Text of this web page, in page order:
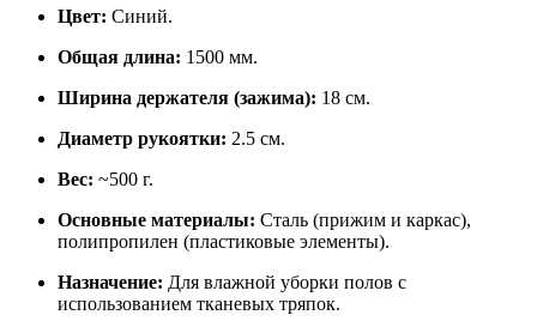
Цвет: Синий.
Общая длина: 1500 мм.
Ширина держателя (зажима): 18 см.
Диаметр рукоятки: 2.5 см.
Вес: ~500 г.
Основные материалы: Сталь (прижим и каркас),
полипропилен (пластиковые элементы).
Назначение: Для влажной уборки полов с
использованием тканевых тряпок.